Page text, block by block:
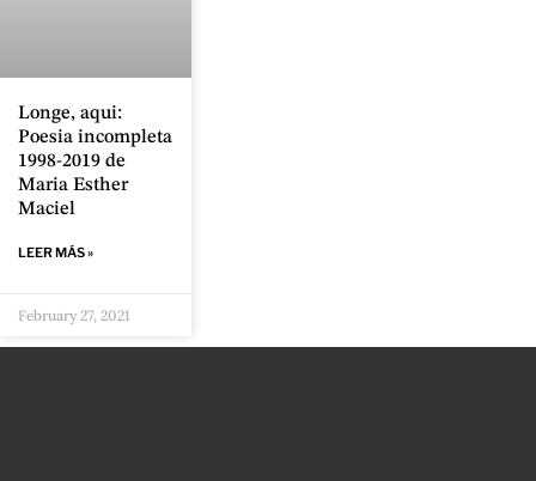
Longe, aqui:
Poesia incompleta
1998-2019 de
Maria Esther
Maciel
LEER MÁS »
February 27, 2021